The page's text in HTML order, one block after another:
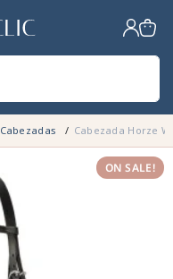
Cabezadas Cabezada Horze
ON SALE!